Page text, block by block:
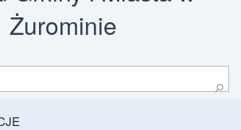
Żurominie
⚲